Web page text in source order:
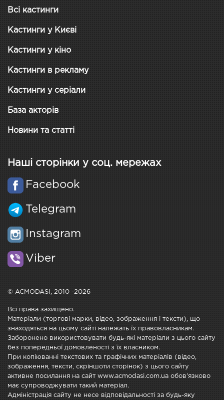
Всі кастинги
Кастинги у Києві
Кастинги у кіно
Кастинги в рекламу
Кастинги у серіали
База акторів
Новини та статті
Наші сторінки у соц. мережах
Facebook
Telegram
Instagram
Viber
© ACMODASI, 2010 -2026
Всі права захищено.
Матеріали (торгові марки, відео, зображення і тексти), що
знаходяться на цьому сайті належать їх правовласникам.
Заборонено використовувати будь-які матеріали з цього сайту
без попередньої домовленості з їх власником.
При копіюванні текстових та графічних матеріалів (відео,
зображення, тексти, скріншоти сторінок) з цього сайту
активне посилання на сайт www.acmodasi.com.ua обов'язково
має супроводжувати такий матеріал.
Адміністрація сайту не несе відповідальності за будь-яку